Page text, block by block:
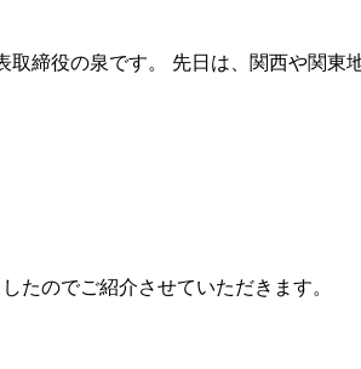
締役の泉です。 先日は、関西や関
たのでご紹介させていただきます。